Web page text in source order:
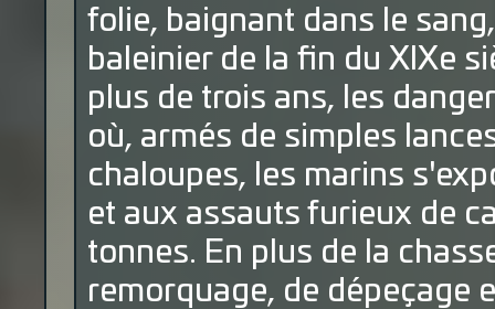
folie, baignant dans le
baleinier de la fin du XIXe
plus de trois ans, les
où, armés de simples
chaloupes, les marins
et aux assauts furieux de
tonnes. En plus de la
remorquage, de dépeçage